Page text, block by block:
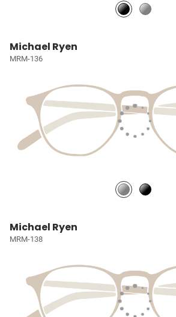
Michael Ryen
MRM-136
Michael Ryen
MRM-138